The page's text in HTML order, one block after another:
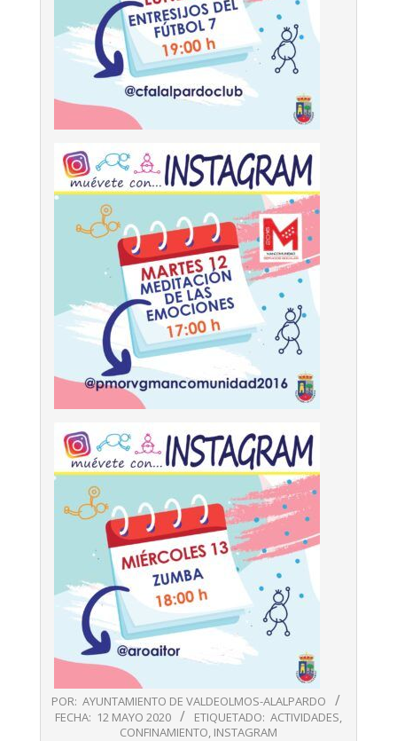
POR: AYUNTAMIENTO DE VALDEOLMOS-ALALPARDO
FECHA: 12 MAYO 2020 ETIQUETADO: ACTIVIDADES,
CONFINAMIENTO, INSTAGRAM